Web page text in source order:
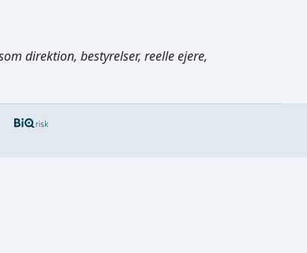
direktion, bestyrelser, reelle ejere,